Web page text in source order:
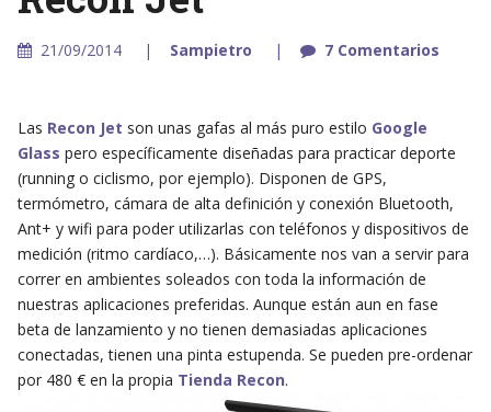
21/09/2014 Sampietro 7 Comentarios
Las Recon Jet son unas gafas al más puro estilo Google
Glass pero específicamente diseñadas para practicar deporte
(running o ciclismo, por ejemplo). Disponen de GPS,
termómetro, cámara de alta definición y conexión Bluetooth,
Ant+ y wifi para poder utilizarlas con teléfonos y dispositivos de
medición (ritmo cardíaco,…). Básicamente nos van a servir para
correr en ambientes soleados con toda la información de
nuestras aplicaciones preferidas. Aunque están aun en fase
beta de lanzamiento y no tienen demasiadas aplicaciones
conectadas, tienen una pinta estupenda. Se pueden pre-ordenar
por 480 € en la propia Tienda Recon.